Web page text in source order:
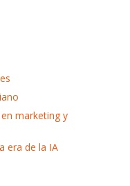
marketing y
era de la IA